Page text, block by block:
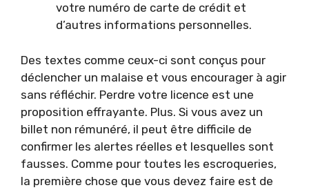
votre numéro de carte de crédit et
d’autres informations personnelles.
Des textes comme ceux-ci sont conçus pour
déclencher un malaise et vous encourager à agir
sans réfléchir. Perdre votre licence est une
proposition effrayante. Plus. Si vous avez un
billet non rémunéré, il peut être difficile de
confirmer les alertes réelles et lesquelles sont
fausses. Comme pour toutes les escroqueries,
la première chose que vous devez faire est de